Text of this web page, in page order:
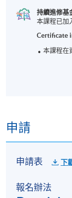
持續進修基
本課程已加
Certificate
本課程在
申請
申請表 下
報名辦法